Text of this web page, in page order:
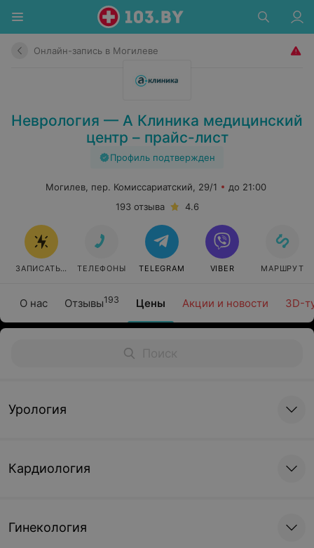
Онлайн-запись в Могилеве
Неврология — А Клиника медицинский
центр – прайс-лист
Профиль подтвержден
О нас Отзывы193 Цены Акции и новости 3D-
Могилев, пер. Комиссариатский, 29/1
до 21:00
193 отзыва
4.6
ЗАПИСАТЬСЯ ТЕЛЕФОНЫ TELEGRAM VIBER МАРШРУТ
Урология
Кардиология
Гинекология